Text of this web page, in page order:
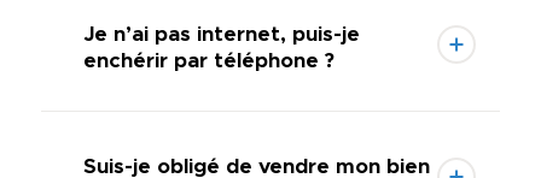
Je n’ai pas internet, puis-je
enchérir par téléphone ?
Suis-je obligé de vendre mon bien